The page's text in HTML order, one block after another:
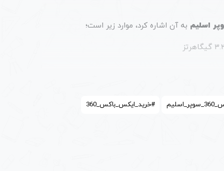
slim
250G
جیتگ
به آن اشاره کرد، موارد زیر است؛
#خرید_ایکس_باکس_360